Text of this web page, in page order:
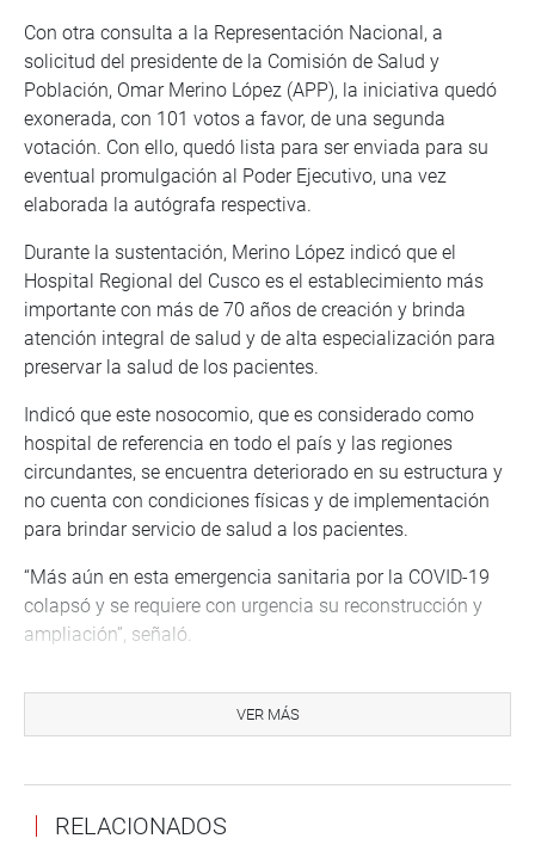
Con otra consulta a la Representación Nacional, a
solicitud del presidente de la Comisión de Salud y
Población, Omar Merino López (APP), la iniciativa quedó
exonerada, con 101 votos a favor, de una segunda
votación. Con ello, quedó lista para ser enviada para su
eventual promulgación al Poder Ejecutivo, una vez
elaborada la autógrafa respectiva.
Durante la sustentación, Merino López indicó que el
Hospital Regional del Cusco es el establecimiento más
importante con más de 70 años de creación y brinda
atención integral de salud y de alta especialización para
preservar la salud de los pacientes.
Indicó que este nosocomio, que es considerado como
hospital de referencia en todo el país y las regiones
circundantes, se encuentra deteriorado en su estructura y
no cuenta con condiciones físicas y de implementación
para brindar servicio de salud a los pacientes.
“Más aún en esta emergencia sanitaria por la COVID-19
colapsó y se requiere con urgencia su reconstrucción y
ampliación”, señaló.
sostuvo que “es deber del Estado asegurar a la población
las condiciones para su acceso a la salud universal en
están las poblaciones más vulnerables”.
VER MÁS
RELACIONADOS